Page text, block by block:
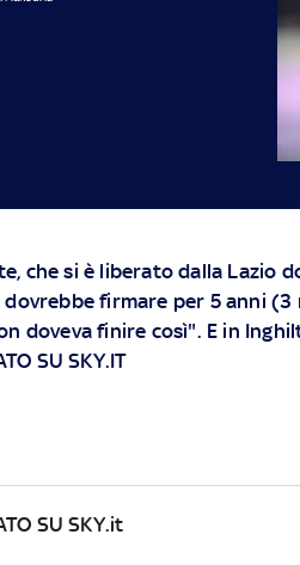
che si è liberato dalla Lazio
firmare per 5 anni (3
doveva finire così". E in
SU SKY.IT
SU SKY.it